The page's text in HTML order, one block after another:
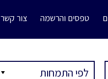
טפסים והרשמה צור קשר